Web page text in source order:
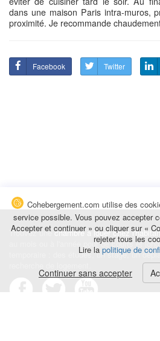
dans une maison Paris intra-muros,
proximité. Je recommande
Facebook Twitter
Trouvez unechambre à louer chez
au mois ou à l'année pour de courts et
temporaire : des études, un stage, un
Cohebergement.com utilise des
service possible. Vous pouvez accepter
Accepter et continuer » ou cliquer sur «
rejeter tous les
Lire la politique de
Continuer sans accepter